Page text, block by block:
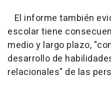
El informe también
escolar tiene
medio y largo plazo,
desarrollo de
relacionales" de las